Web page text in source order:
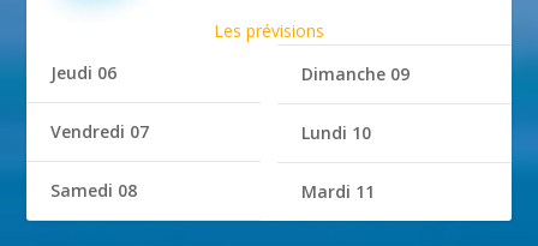
Les prévisions
Jeudi 06
Vendredi 07
Samedi 08
Dimanche 09
Lundi 10
Mardi 11